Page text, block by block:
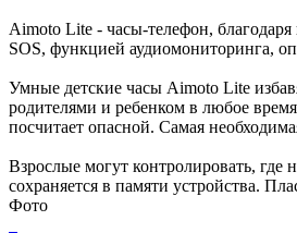
Aimoto Lite - часы-телефон,
SOS, функцией аудиомониторинга,
Умные детские часы Aimoto Lite
родителями и ребенком в любое
посчитает опасной. Самая
Взрослые могут контролировать, где
сохраняется в памяти устройства.
Фото